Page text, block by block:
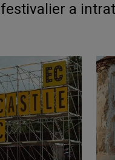
festivalier a